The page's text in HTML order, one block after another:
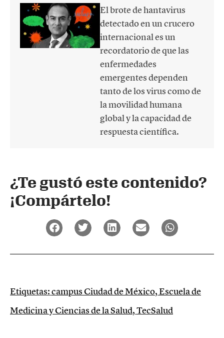
El brote de hantavirus
detectado en un crucero
internacional es un
recordatorio de que las
enfermedades
emergentes dependen
tanto de los virus como de
la movilidad humana
global y la capacidad de
respuesta científica.
¿Te gustó este contenido?
¡Compártelo!
Etiquetas:campus Ciudad de México,Escuela de
Medicina y Ciencias de la Salud,TecSalud